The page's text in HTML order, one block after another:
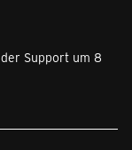
Support um 8